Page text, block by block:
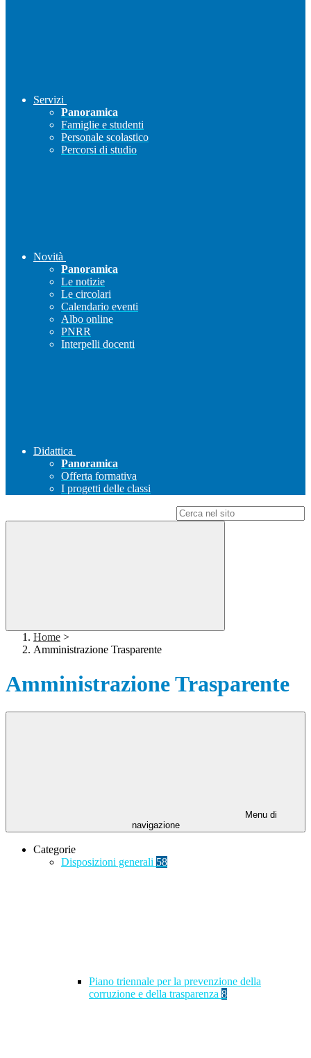
Servizi
Panoramica
Famiglie e studenti
Personale scolastico
Percorsi di studio
Novità
Panoramica
Le notizie
Le circolari
Calendario eventi
Albo online
PNRR
Interpelli docenti
Didattica
Panoramica
Offerta formativa
I progetti delle classi
Home >
Amministrazione Trasparente
Amministrazione Trasparente
Menu di
navigazione
Categorie
Disposizioni generali 58
Piano triennale per la prevenzione della
corruzione e della trasparenza 8